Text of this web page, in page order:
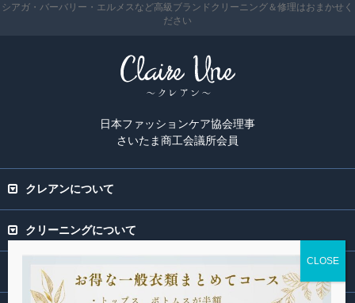
シアガ・バーバリー・エルメスなど高級ブランドクリーニング＆修理はおまかせく
ださい
日本ファッションケア協会理事
さいたま商工会議所会員
クレアンについて
クリーニングについて
専門ページ